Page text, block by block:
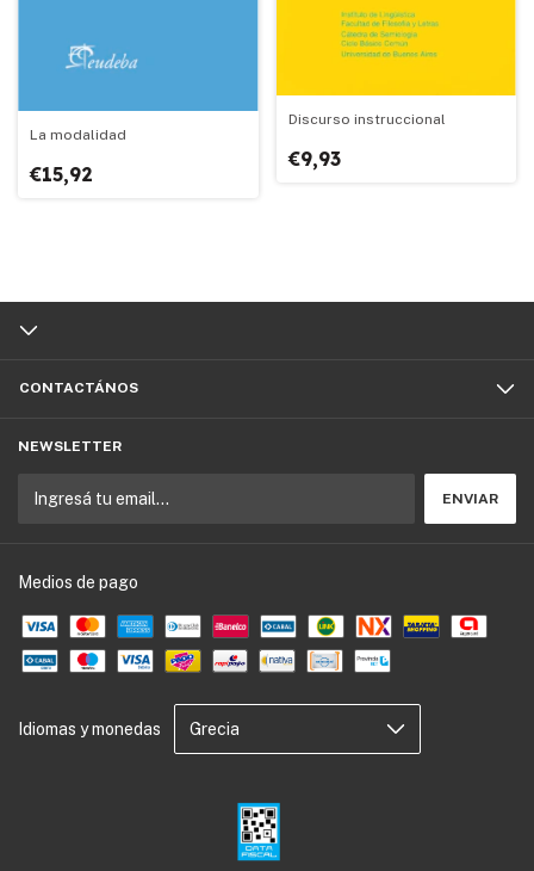
La modalidad
€15,92
Discurso instruccional
€9,93
CONTACTÁNOS
NEWSLETTER
Medios de pago
Idiomas y monedas